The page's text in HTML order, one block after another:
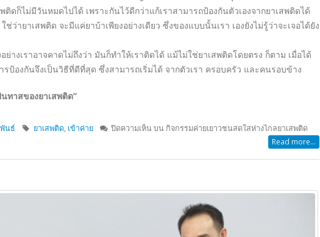
กวิจัย นักประดิษฐ์ ได้แสดงผลงานต่อสาธารณชน
ร์ และ สัปดาห์ห้องสมุด Read more...